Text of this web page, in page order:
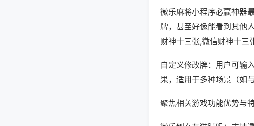
微乐麻将小程序必赢神器
牌，甚至好像能看到其他
财神十三张,微信财神十三
自定义修改牌：用户可输
果，适用于多种场景（如
聚焦相关游戏功能优势与特